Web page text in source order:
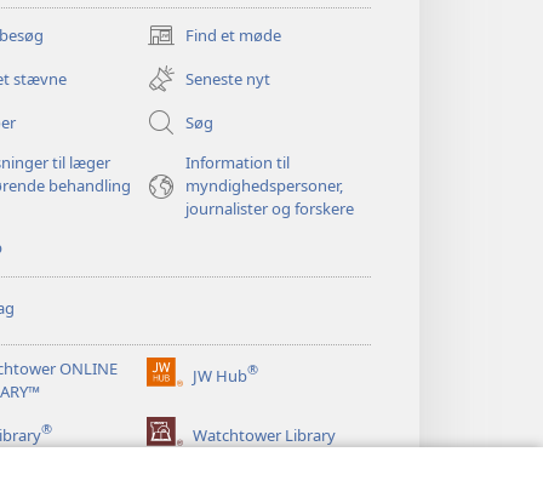
Find et møde
(åbner
nyt
vindue)
stævne
Seneste nyt
Søg
til læger
behandling
Information til
myndighedspersoner,
journalister og forskere
ONLINE
JW Hub®
(åbner
vindue)
® Watchtower Library